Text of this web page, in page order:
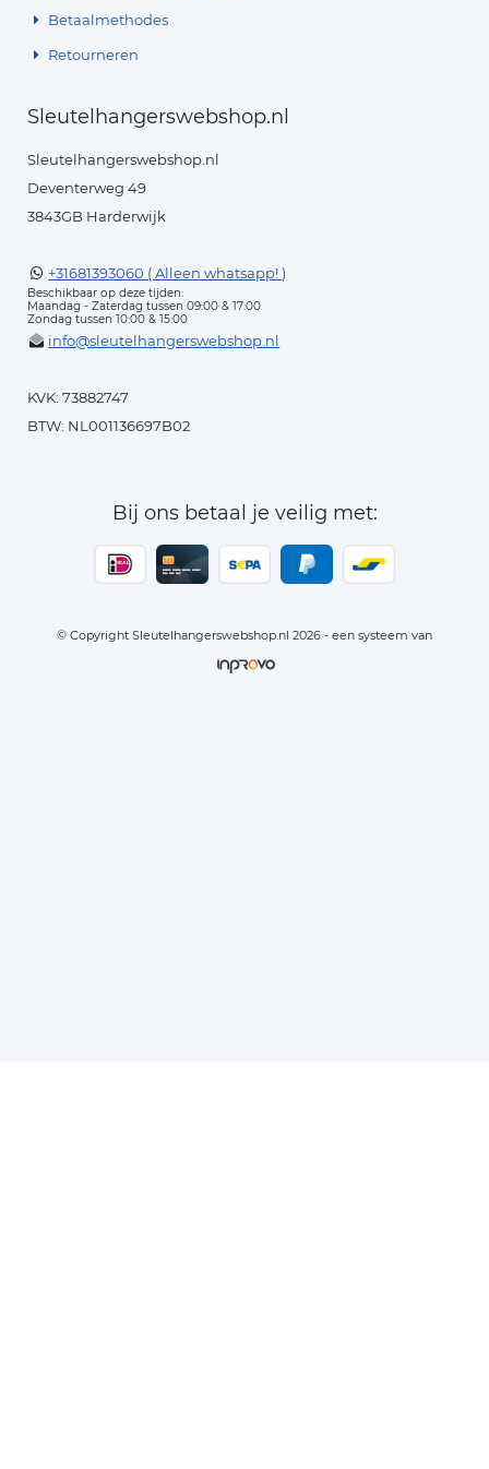
Betaalmethodes
Retourneren
Sleutelhangerswebshop.nl
Sleutelhangerswebshop.nl
Deventerweg 49
3843GB Harderwijk
+31681393060 ( Alleen whatsapp! )
Beschikbaar op deze tijden:
Maandag - Zaterdag tussen 09:00 & 17:00
Zondag tussen 10:00 & 15:00
info@sleutelhangerswebshop.nl
KVK: 73882747
BTW: NL001136697B02
Bij ons betaal je veilig met:
© Copyright Sleutelhangerswebshop.nl 2026 - een systeem van